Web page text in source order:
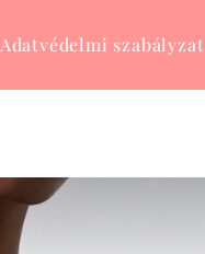
Adatvédelmi szabályzat